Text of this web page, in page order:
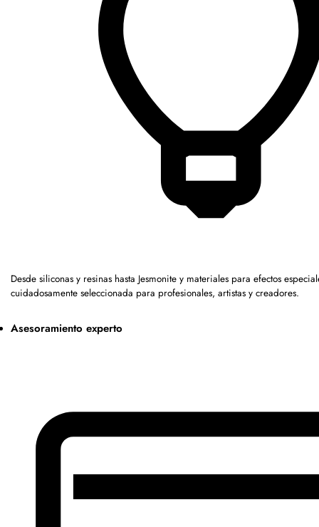
Desde siliconas y resinas hasta Jesmonite y materiales para efectos
cuidadosamente seleccionada para profesionales, artistas y creadores.
Asesoramiento experto